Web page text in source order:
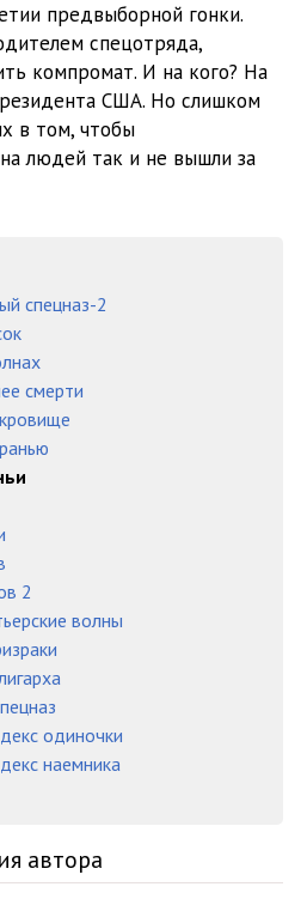
27:51
29:19
22:22
20:55
предвыборной гонки.
спецотряда,
компромат. И на кого? На
США. Но слишком
в том, чтобы
людей так и не вышли за
спецназ-2
смерти
2
волны
одиночки
наемника
автора